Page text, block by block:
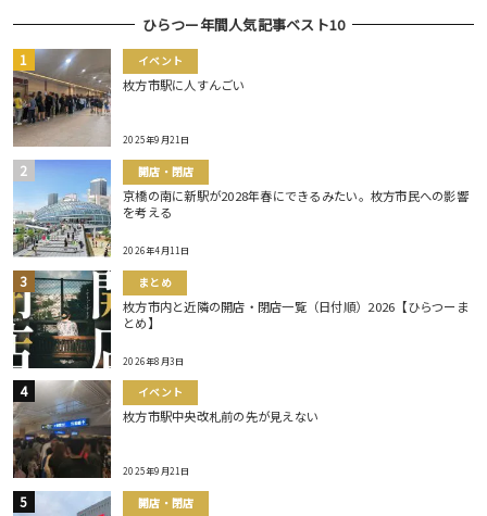
ひらつー年間人気記事ベスト10
イベント
枚方市駅に人すんごい
2025年9月21日
開店・閉店
京橋の南に新駅が2028年春にできるみたい。枚方市民への影響
を考える
2026年4月11日
まとめ
枚方市内と近隣の開店・閉店一覧（日付順）2026【ひらつーま
とめ】
2026年8月3日
イベント
枚方市駅中央改札前の先が見えない
2025年9月21日
開店・閉店